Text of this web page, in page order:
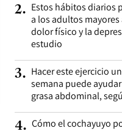
2. Estos hábitos diarios
a los adultos
dolor físico y la
estudio
3. Hacer este ejercicio
semana puede
grasa abdominal,
4. Cómo el cochayuyo